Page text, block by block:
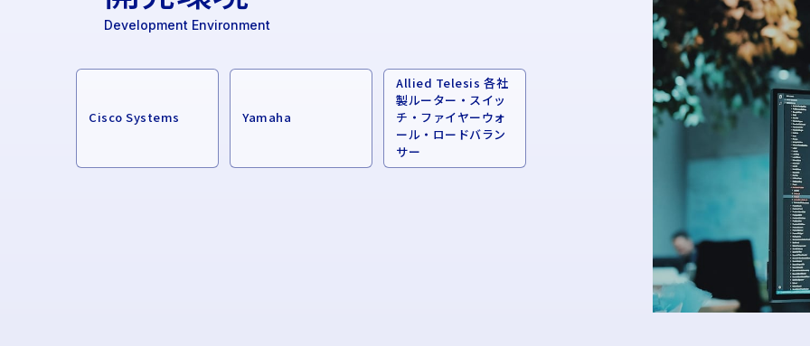
Development Environment
Cisco Systems Yamaha
Allied Telesis 各社
製ルーター・スイッ
チ・ファイヤーウォ
ール・ロードバラン
サー